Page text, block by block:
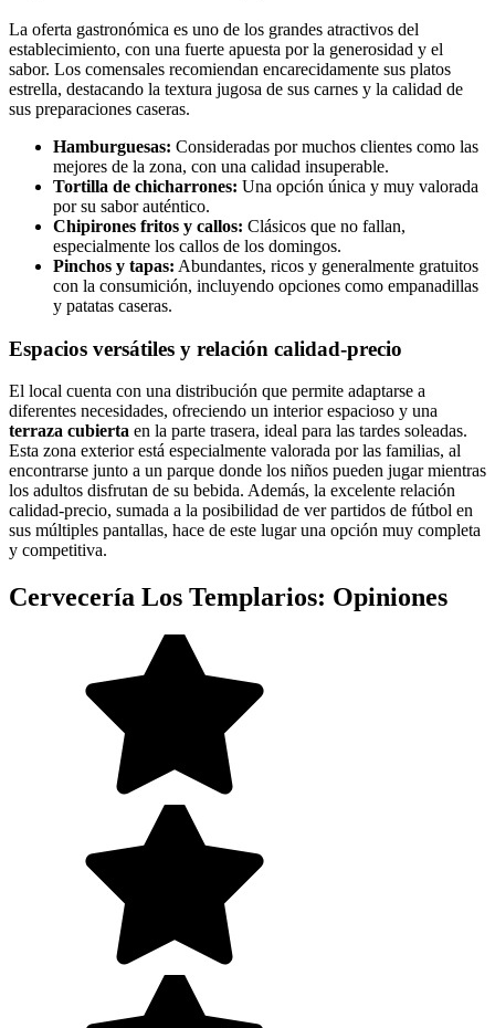
La oferta gastronómica es uno de los grandes atractivos del
establecimiento, con una fuerte apuesta por la generosidad y el
sabor. Los comensales recomiendan encarecidamente sus platos
estrella, destacando la textura jugosa de sus carnes y la calidad de
sus preparaciones caseras.
Hamburguesas: Consideradas por muchos clientes como las
mejores de la zona, con una calidad insuperable.
Tortilla de chicharrones: Una opción única y muy valorada
por su sabor auténtico.
Chipirones fritos y callos: Clásicos que no fallan,
especialmente los callos de los domingos.
Pinchos y tapas: Abundantes, ricos y generalmente gratuitos
con la consumición, incluyendo opciones como empanadillas
y patatas caseras.
Espacios versátiles y relación calidad-precio
El local cuenta con una distribución que permite adaptarse a
diferentes necesidades, ofreciendo un interior espacioso y una
terraza cubierta en la parte trasera, ideal para las tardes soleadas.
Esta zona exterior está especialmente valorada por las familias, al
encontrarse junto a un parque donde los niños pueden jugar mientras
los adultos disfrutan de su bebida. Además, la excelente relación
calidad-precio, sumada a la posibilidad de ver partidos de fútbol en
sus múltiples pantallas, hace de este lugar una opción muy completa
y competitiva.
Cervecería Los Templarios: Opiniones